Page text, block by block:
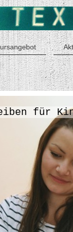
für